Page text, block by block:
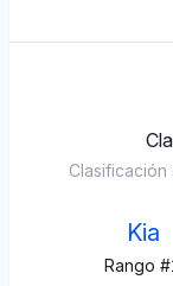
Kia
Rango